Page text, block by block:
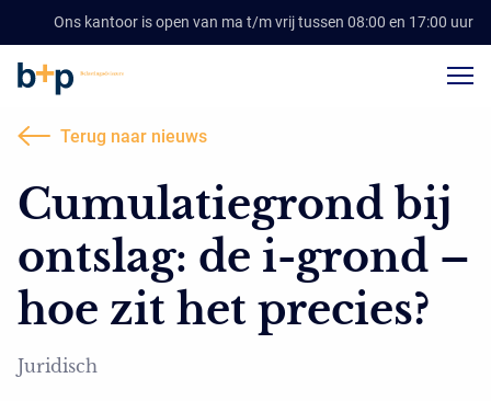
Ons kantoor is open van ma t/m vrij tussen 08:00 en 17:00 uur
Terug naar nieuws
Cumulatiegrond bij
ontslag: de i-grond –
hoe zit het precies?
Juridisch